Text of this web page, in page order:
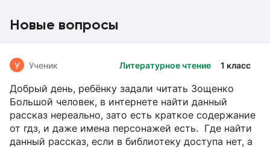
Новые вопросы
Литературное чтение 1 класс
У Ученик
Добрый день, ребёнку задали читать Зощенко
Большой человек, в интернете найти данный
рассказ нереально, зато есть краткое содержание
от гдз, и даже имена персонажей есть. Где найти
данный рассказ, если в библиотеку доступа нет, а